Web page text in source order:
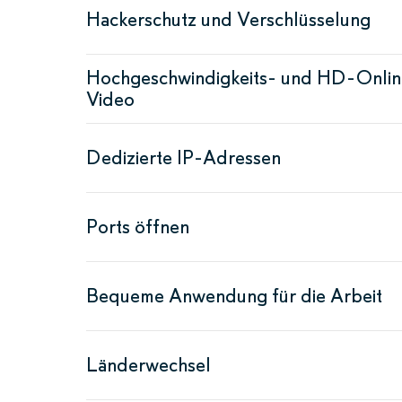
Hackerschutz und Verschlüsselung
Hochgeschwindigkeits- und HD-
Video
Dedizierte IP-Adressen
Ports öffnen
Bequeme Anwendung für die Arbeit
Länderwechsel